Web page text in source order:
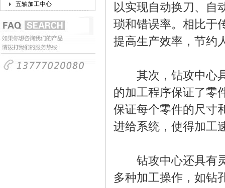
五轴加工中心
以实现自动换刀、自
琐和错误率。相比于
提高生产效率，节约
其次，钻攻中心具
的加工程序保证了零
保证每个零件的尺寸
进给系统，使得加工
钻攻中心还具有灵
多种加工操作，如钻